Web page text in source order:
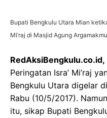
Bupati Bengkulu Utara Mian
Mi’raj di Masjid Agung
RedAksiBengkulu.co.id,
Peringatan Isra’ Mi’raj
Bengkulu Utara digelar
Rabu (10/5/2017).
itu, sikap Bupati